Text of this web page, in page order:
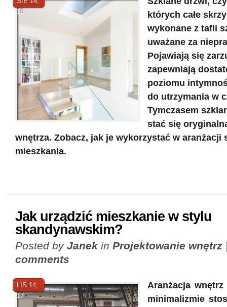
18
których całe
wykonane z tafli
uważane za
Pojawiają się
zapewniają
poziomu
do utrzymania w
Tymczasem
stać się
wnętrza. Zobacz, jak je wykorzystać w aranżacji
mieszkania.
Jak urządzić mieszkanie w stylu
skandynawskim?
Posted by Janekin Projektowanie wnętrz
comments
LIS 14,
17
Aranżacja
minimalizmie